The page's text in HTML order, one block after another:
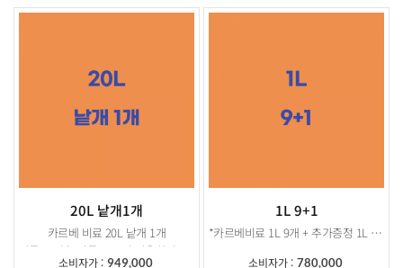
20L 낱개1개
카르베 비료 20L 낱개 1개
말통 뚜껑은 말통 오프너 사용하셔야 개봉됩니다.
소비자가 : 949,000
1L 9+1
*카르베비료 1L 9개 + 추가증정 1L 1개 *
소비자가 : 780,000